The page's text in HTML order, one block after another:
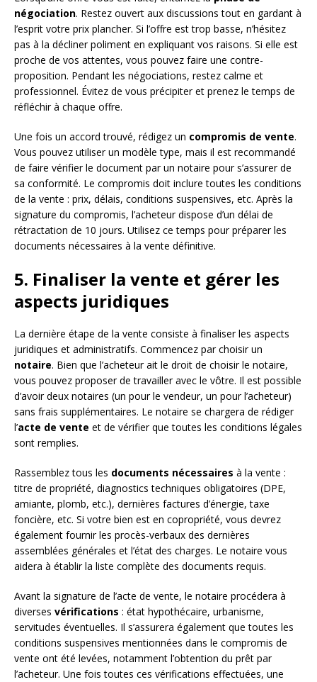
négociation. Restez ouvert aux discussions tout en gardant à
l’esprit votre prix plancher. Si l’offre est trop basse, n’hésitez
pas à la décliner poliment en expliquant vos raisons. Si elle est
proche de vos attentes, vous pouvez faire une contre-
proposition. Pendant les négociations, restez calme et
professionnel. Évitez de vous précipiter et prenez le temps de
réfléchir à chaque offre.
Une fois un accord trouvé, rédigez un compromis de vente.
Vous pouvez utiliser un modèle type, mais il est recommandé
de faire vérifier le document par un notaire pour s’assurer de
sa conformité. Le compromis doit inclure toutes les conditions
de la vente : prix, délais, conditions suspensives, etc. Après la
signature du compromis, l’acheteur dispose d’un délai de
rétractation de 10 jours. Utilisez ce temps pour préparer les
documents nécessaires à la vente définitive.
5. Finaliser la vente et gérer les
aspects juridiques
La dernière étape de la vente consiste à finaliser les aspects
juridiques et administratifs. Commencez par choisir un
notaire. Bien que l’acheteur ait le droit de choisir le notaire,
vous pouvez proposer de travailler avec le vôtre. Il est possible
d’avoir deux notaires (un pour le vendeur, un pour l’acheteur)
sans frais supplémentaires. Le notaire se chargera de rédiger
l’acte de vente et de vérifier que toutes les conditions légales
sont remplies.
Rassemblez tous les documents nécessaires à la vente :
titre de propriété, diagnostics techniques obligatoires (DPE,
amiante, plomb, etc.), dernières factures d’énergie, taxe
foncière, etc. Si votre bien est en copropriété, vous devrez
également fournir les procès-verbaux des dernières
assemblées générales et l’état des charges. Le notaire vous
aidera à établir la liste complète des documents requis.
Avant la signature de l’acte de vente, le notaire procédera à
diverses vérifications : état hypothécaire, urbanisme,
servitudes éventuelles. Il s’assurera également que toutes les
conditions suspensives mentionnées dans le compromis de
vente ont été levées, notamment l’obtention du prêt par
l’acheteur. Une fois toutes ces vérifications effectuées, une